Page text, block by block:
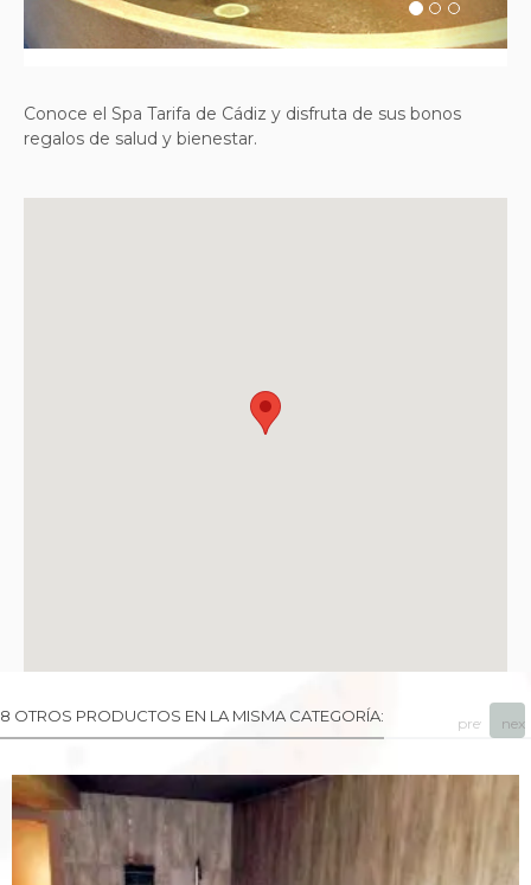
Conoce el Spa Tarifa de Cádiz y disfruta de sus bonos
regalos de salud y bienestar.
8 OTROS PRODUCTOS EN LA MISMA CATEGORÍA: prev next